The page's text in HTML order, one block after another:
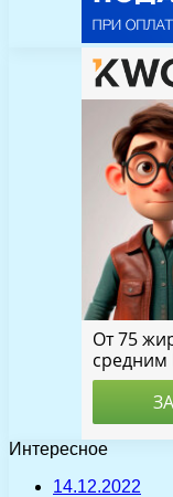
Интересное
14.12.2022